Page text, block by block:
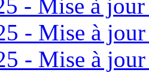
- Mise à
- Mise à
- Mise à